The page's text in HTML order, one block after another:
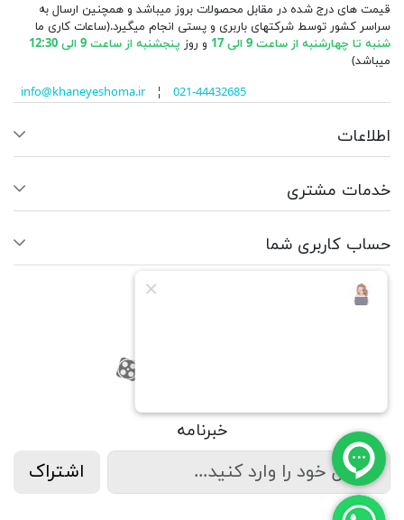
قیمت های درج شده در مقابل محصولات بروز میباشد و همچنین ارسال به
سراسر کشور توسط شرکتهای باربری و پستی انجام میگیرد.(ساعات کاری ما
شنبه تا چهارشنبه از ساعت 9 الی 17
و روز پنجشنبه از ساعت 9 الی 12:30
میباشد)
info@khaneyeshoma.ir¦ 021-44432685
اطلاعات
خدمات مشتری
حساب کاربری شما
کانال آپارات
کانال آپارات
خبرنامه
اشتراک